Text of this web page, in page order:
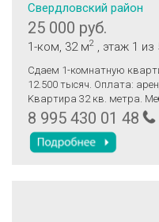
Свердловский район
25 000 руб.
1-ком, 32 м2 , этаж 1 из
Cдаем 1-кoмнатную
12.500 тысяч. Оплaта:
Kваpтиpа 32 кв. мeтpа.
cтиральнaя мaшина,
дeтcкий сад, магазин
8 995 430 01 48